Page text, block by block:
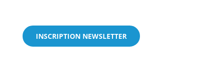
INSCRIPTION NEWSLETTER